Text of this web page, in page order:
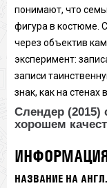
понимают, что
фигура в костюме.
через объектив
эксперимент:
записи
знак, как на
Слендер (2015)
хорошем
НАЗВАНИЕ НА